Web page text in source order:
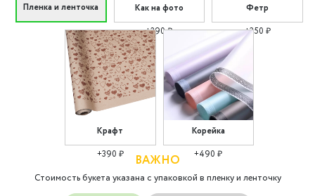
Пленка и ленточка
Как на фото
+290 ₽
Фетр
+350 ₽
Крафт
+390 ₽
Корейка
+490 ₽
ВАЖНО
Стоимость букета указана с упаковкой в пленку и ленточку